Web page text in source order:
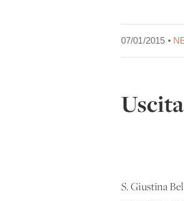
07/01/2015 •
S. Giustina